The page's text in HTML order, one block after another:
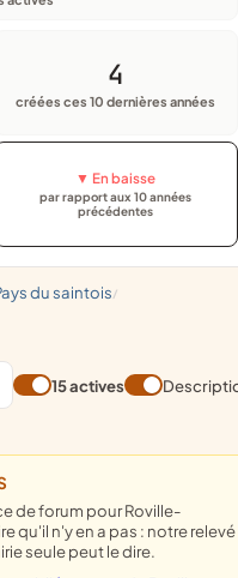
pays du saintois/
4
créées ces 10 dernières années
▼ En baisse
par rapport aux 10 années
précédentes
15 actives
qu'il n'y en a pas : notre relevé
seule peut le dire.